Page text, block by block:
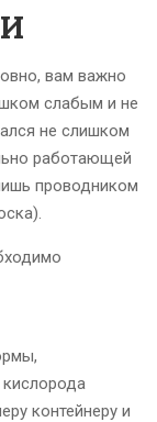
вам важно
слабым и не
не слишком
работающей
проводником
контейнеру и